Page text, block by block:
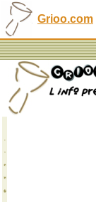
Grioo.com